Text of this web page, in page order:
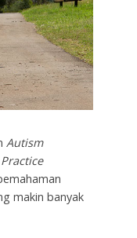
Autism
makin banyak